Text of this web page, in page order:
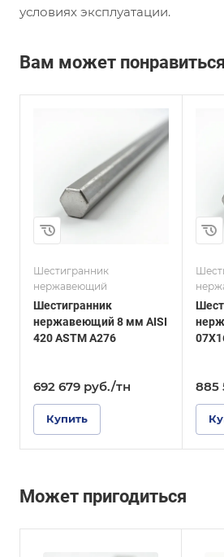
условиях эксплуатации.
Вам может понравиться
Шестигранник
нержавеющий
Шестигранник
нержавеющий 8 мм AISI
420 ASTM A276
692 679 руб./тн
Купить
Сплав / Марка стали
ГОСТ, ТУ
ГОСТ 2879-88
Технология
изготовления
18
885
Может пригодиться